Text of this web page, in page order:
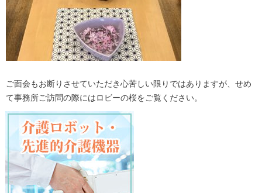
ご面会もお断りさせていただき心苦しい限りではありますが、せめ
て事務所ご訪問の際にはロビーの桜をご覧ください。